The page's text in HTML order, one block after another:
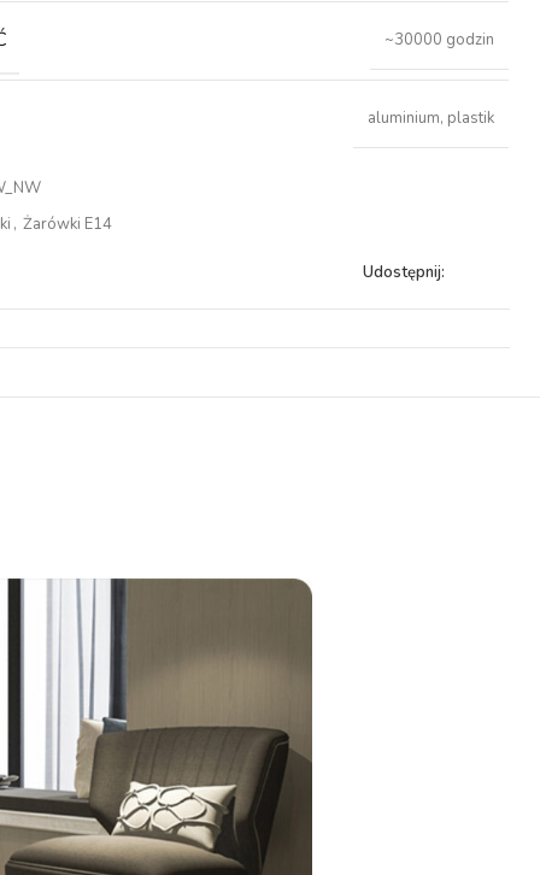
~30000 godzin
aluminium, plastik
, Żarówki E14
Udostępnij: